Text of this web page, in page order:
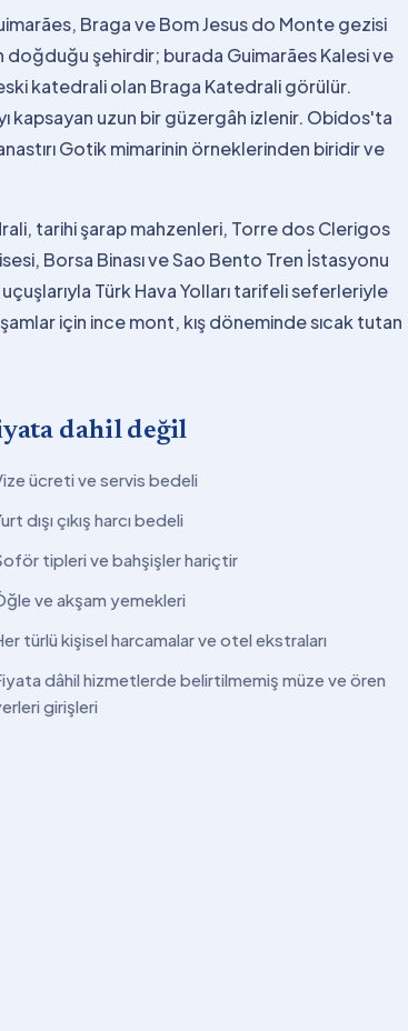
Braga ve Bom Jesus do Monte gezisi
doğduğu şehirdir; burada Guimarães Kalesi ve
katedrali olan Braga Katedrali görülür.
kapsayan uzun bir güzergâh izlenir. Obidos'ta
Gotik mimarinin örneklerinden biridir ve
tarihi şarap mahzenleri, Torre dos Clerigos
Borsa Binası ve Sao Bento Tren İstasyonu
Türk Hava Yolları tarifeli seferleriyle
için ince mont, kış döneminde sıcak tutan
dahil değil
ücreti ve servis bedeli
dışı çıkış harcı bedeli
tipleri ve bahşişler hariçtir
ve akşam yemekleri
türlü kişisel harcamalar ve otel ekstraları
dâhil hizmetlerde belirtilmemiş müze ve ören
girişleri